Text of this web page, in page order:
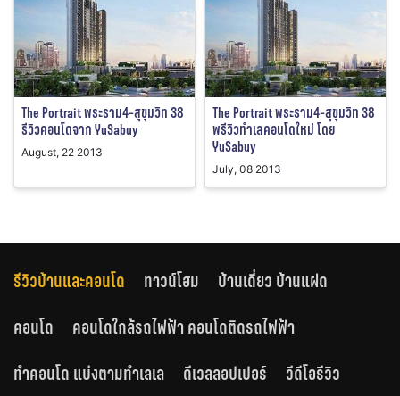
The Portrait พระราม4-สุขุมวิท 38
รีวิวคอนโดจาก YuSabuy
August, 22 2013
The Portrait พระราม4-สุขุมวิท 38
พรีวิวทำเลคอนโดใหม่ โดย
YuSabuy
July, 08 2013
รีวิวบ้านและคอนโด ทาวน์โฮม
บ้านเดี่ยว บ้านแฝด
คอนโด
คอนโดใกล้รถไฟฟ้า คอนโดติดรถไฟฟ้า
ทำคอนโด แบ่งตามทำเลเล
ดีเวลลอปเปอร์ วีดีโอรีวิว